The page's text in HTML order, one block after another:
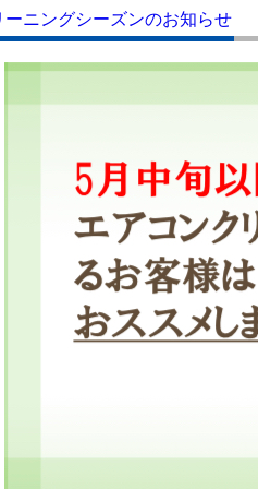
ーニングシーズンのお知らせ